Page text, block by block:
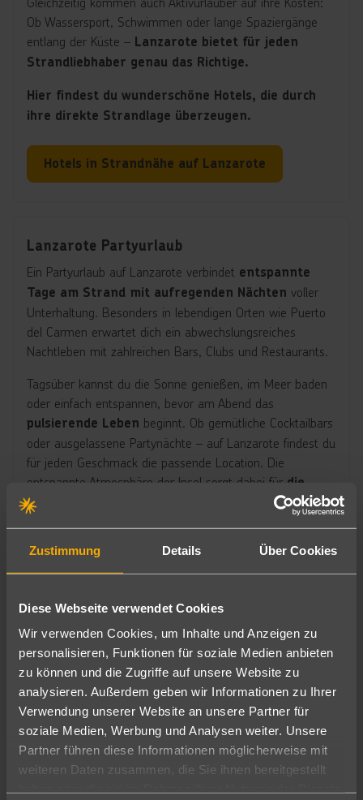
Zustimmung Details Über Cookies
Diese Webseite verwendet Cookies
Wir verwenden Cookies, um Inhalte und Anzeigen zu
personalisieren, Funktionen für soziale Medien anbieten
zu können und die Zugriffe auf unsere Website zu
analysieren. Außerdem geben wir Informationen zu Ihrer
Verwendung unserer Website an unsere Partner für
soziale Medien, Werbung und Analysen weiter. Unsere
Partner führen diese Informationen möglicherweise mit
weiteren Daten zusammen, die Sie ihnen bereitgestellt
Ob Wassersport, Schwimmen oder lange Spaziergänge
entlang der Küste – Lanzarote bietet für jeden
Strandliebhaber genau das Richtige.
Hier findest du wunderschöne Hotels, die durch
ihre direkte Strandlage überzeugen.
Hotels in Strandnähe auf Lanzarote
Lanzarote Partyurlaub
Ein Partyurlaub auf Lanzarote verbindet entspannte
Tage am Strand mit aufregenden Nächten voller
Unterhaltung. Besonders in lebendigen Orten wie Puerto
del Carmen erwartet dich ein abwechslungsreiches
Nachtleben mit zahlreichen Bars, Clubs und Restaurants.
Tagsüber kannst du die Sonne genießen, im Meer baden
oder einfach entspannen, bevor am Abend das
pulsierende Leben beginnt. Ob gemütliche Cocktailbars
oder ausgelassene Partynächte – auf Lanzarote findest du
für jeden Geschmack die passende Location. Die
entspannte Atmosphäre der Insel sorgt dabei für die
perfekte Mischung aus Erholung und Erlebnis.
Zentral gelegene Hotels auf Lanzarote